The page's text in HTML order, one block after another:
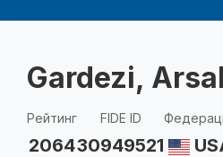
Gardezi, Arsal
Рейтинг
2064
FIDE ID
30949521